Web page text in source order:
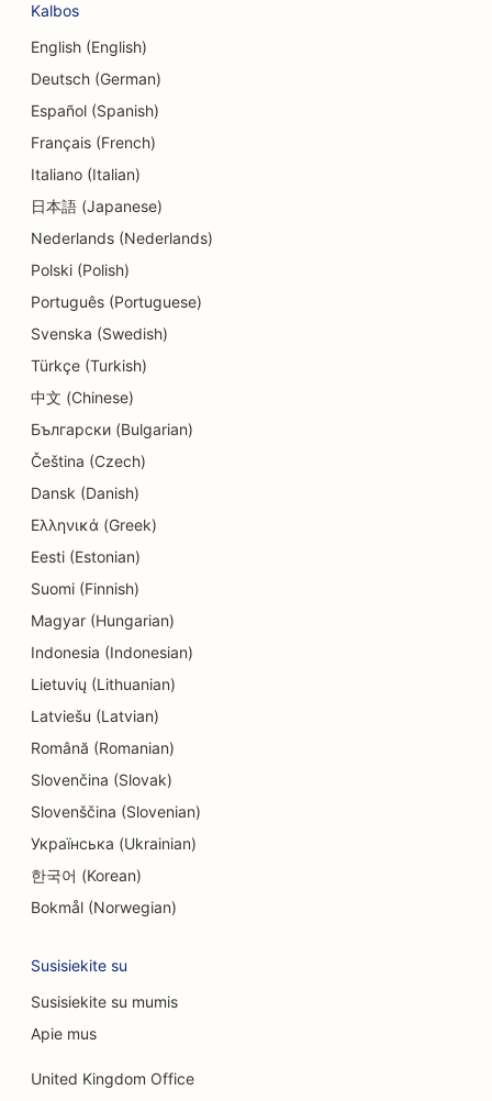
SEO optimizavimas vaikų priežiūros centrams
SEO skolų konsultavimo paslaugoms
SEO odontologijos klinikoms
Delis SEO
Dermabrazijos paslaugų SEO
Detalių parduotuvių SEO
SEO parduotuvėms, kuriose prekiaujama
SEO švietimo ir vaikų priežiūros paslaugoms
SEO sausoms valykloms
SEO elektrikams
SEO elektronikos parduotuvėms
SEO endodontologams
SEO pramogoms ir poilsiui
SEO inžinerijos įmonėms
'Escape Rooms' SEO
SEO veido pakėlimo paslaugoms
SEO šeimos restoranams
'Farm-to-Table' restoranų SEO
SEO finansų planuotojams
SEO finansinėms paslaugoms
Restoranų 'Fine Dining' SEO
Kalbos
English (English)
Deutsch (German)
Español (Spanish)
Français (French)
Italiano (Italian)
日本語 (Japanese)
Nederlands (Nederlands)
Polski (Polish)
Português (Portuguese)
Svenska (Swedish)
Türkçe (Turkish)
中文 (Chinese)
Български (Bulgarian)
Čeština (Czech)
Dansk (Danish)
Ελληνικά (Greek)
Eesti (Estonian)
Suomi (Finnish)
Magyar (Hungarian)
Indonesia (Indonesian)
Lietuvių (Lithuanian)
Latviešu (Latvian)
Română (Romanian)
Slovenčina (Slovak)
Slovenščina (Slovenian)
Українська (Ukrainian)
한국어 (Korean)
Bokmål (Norwegian)
Susisiekite su
Susisiekite su mumis
Apie mus
United Kingdom Office